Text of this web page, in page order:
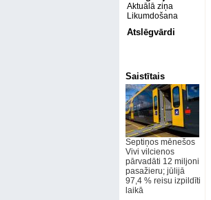
Aktuālā ziņa
Likumdošana
Atslēgvārdi
Saistītais
Septiņos mēnešos
Vivi vilcienos
pārvadāti 12 miljoni
pasažieru; jūlijā
97,4 % reisu izpildīti
laikā